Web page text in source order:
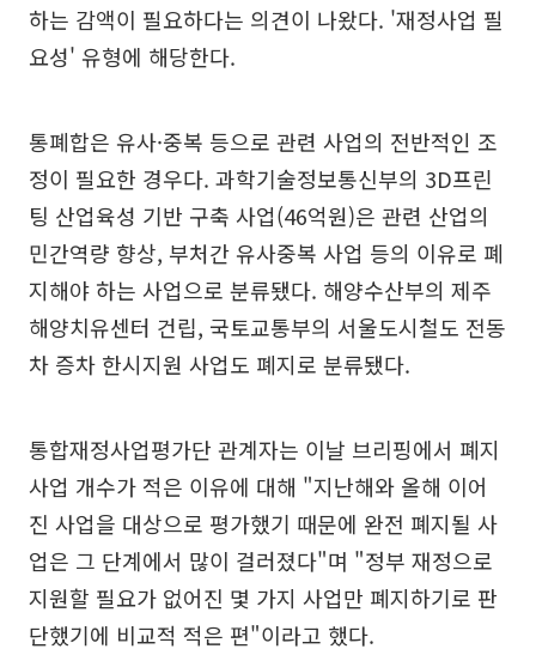
하는 감액이 필요하다는 의견이 나왔다. '재정사업 필
요성' 유형에 해당한다.
통폐합은 유사·중복 등으로 관련 사업의 전반적인 조
정이 필요한 경우다. 과학기술정보통신부의 3D프린
팅 산업육성 기반 구축 사업(46억원)은 관련 산업의
민간역량 향상, 부처간 유사중복 사업 등의 이유로 폐
지해야 하는 사업으로 분류됐다. 해양수산부의 제주
해양치유센터 건립, 국토교통부의 서울도시철도 전동
차 증차 한시지원 사업도 폐지로 분류됐다.
통합재정사업평가단 관계자는 이날 브리핑에서 폐지
사업 개수가 적은 이유에 대해 "지난해와 올해 이어
진 사업을 대상으로 평가했기 때문에 완전 폐지될 사
업은 그 단계에서 많이 걸러졌다"며 "정부 재정으로
지원할 필요가 없어진 몇 가지 사업만 폐지하기로 판
단했기에 비교적 적은 편"이라고 했다.